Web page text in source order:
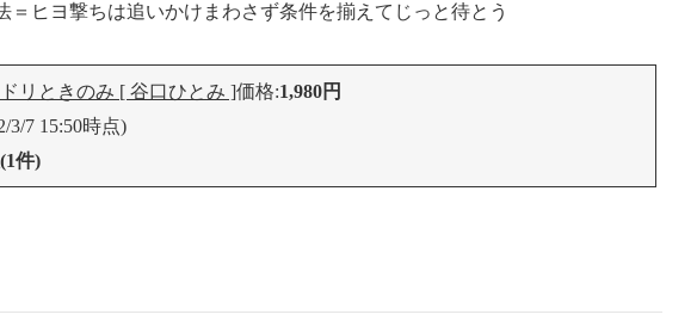
＝ヒヨ撃ちは追いかけまわさず条件を揃えてじっと待とう
リときのみ [ 谷口ひとみ ]価格:1,980円
3/7 15:50時点)
件)